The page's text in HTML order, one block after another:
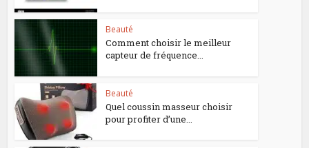
Beauté
Comment choisir le meilleur
capteur de fréquence...
Beauté
Quel coussin masseur choisir
pour profiter d’une...